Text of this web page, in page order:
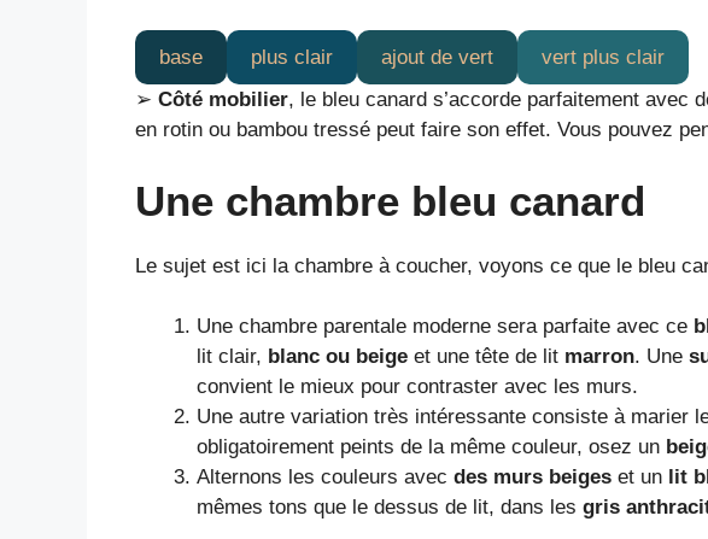
base plus clair ajout de vert
vert plus clair
➢ Côté mobilier, le bleu canard s’accorde parfaitement avec
en rotin ou bambou tressé peut faire son effet. Vous pouvez
Une chambre bleu canard
Le sujet est ici la chambre à coucher, voyons ce que le bleu
Une chambre parentale moderne sera parfaite avec ce
lit clair, blanc ou beige et une tête de lit marron. Une
convient le mieux pour contraster avec les murs.
Une autre variation très intéressante consiste à marier
obligatoirement peints de la même couleur, osez un
Alternons les couleurs avec des murs beiges et un lit
mêmes tons que le dessus de lit, dans les gris